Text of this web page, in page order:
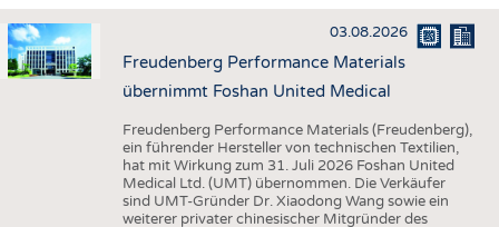
HAUS- UND HEIMTEXTILIEN
BEKLEIDUNG
TESTS
AUSSCHREIBUNGEN
STATISTICS
03.08.2026
Freudenberg Performance Materials
übernimmt Foshan United Medical
Freudenberg Performance Materials (Freudenberg),
ein führender Hersteller von technischen Textilien,
hat mit Wirkung zum 31. Juli 2026 Foshan United
Medical Ltd. (UMT) übernommen. Die Verkäufer
sind UMT-Gründer Dr. Xiaodong Wang sowie ein
weiterer privater chinesischer Mitgründer des